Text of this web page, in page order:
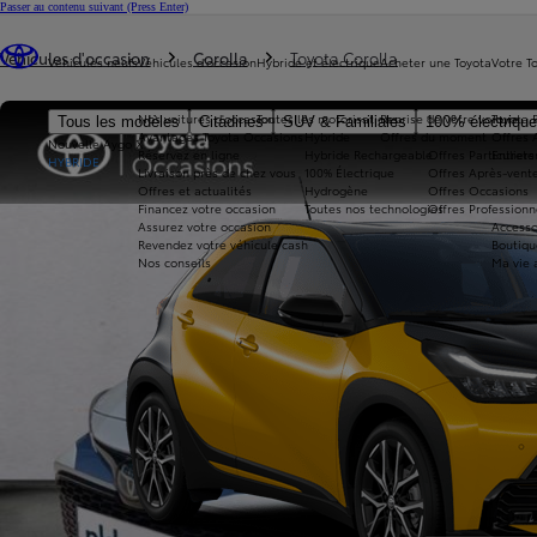
Passer au contenu suivant (Press Enter)
Véhicules neufs
Tous les modèles Citadines SUV & Familiales 100%
Nouvelle Aygo X
HYBRIDE
Véhicules d'occasion
Nos voitures d'occasion
Avantages Toyota Occasions
Réservez en ligne
Livraison près de chez vous
Offres et actualités
Financez votre occasion
Assurez votre occasion
Revendez votre véhicule cash
Nos conseils
Hybride et électrique
Toutes les motorisations
Hybride
Hybride Rechargeable
100% Électrique
Hydrogène
Toutes nos technologies
Acheter une Toyota
Reprise de votre voiture
Offres du moment
Offres Après-
Offres Occasions
Offres
Votre
Toyota
Offres
Ma vie
Véhicules d'occasion Corolla Toyota Corolla